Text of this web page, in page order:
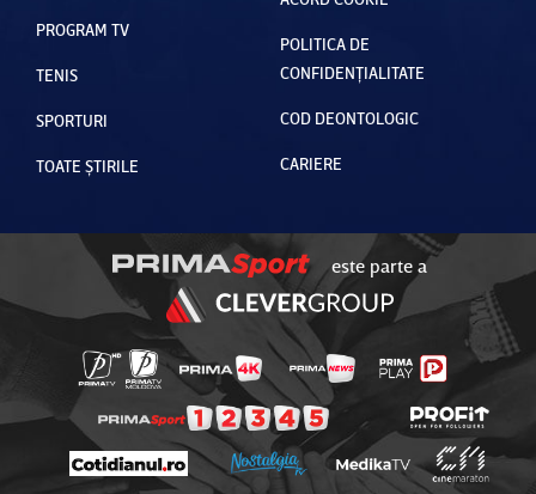
PROGRAM TV
TENIS
SPORTURI
TOATE ȘTIRILE
POLITICA DE
CONFIDENȚIALITATE
COD DEONTOLOGIC
CARIERE
este parte a